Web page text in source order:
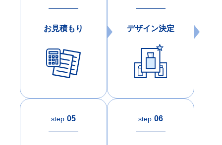
お見積もり デザイン決定
step 05 step 06